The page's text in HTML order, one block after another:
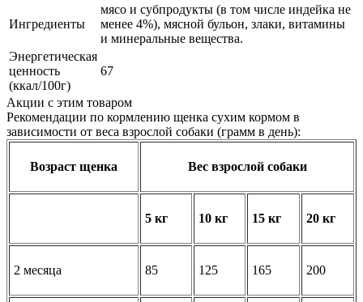
Ингредиенты
мясо и субпродукты (в том числе индейка не
менее 4%), мясной бульон, злаки, витамины
и минеральные вещества.
Энергетическая
ценность
(ккал/100г)
67
Акции с этим товаром
Рекомендации по кормлению щенка сухим кормом в
зависимости от веса взрослой собаки (грамм в день):
Возраст щенка Вес взрослой собаки
5 кг 10 кг 15 кг 20 кг
2 месяца 85 125 165 200